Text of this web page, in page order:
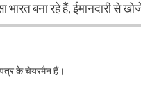
बना रहे हैं, ईमानदारी से खोजे
के चेयरमैन हैं।